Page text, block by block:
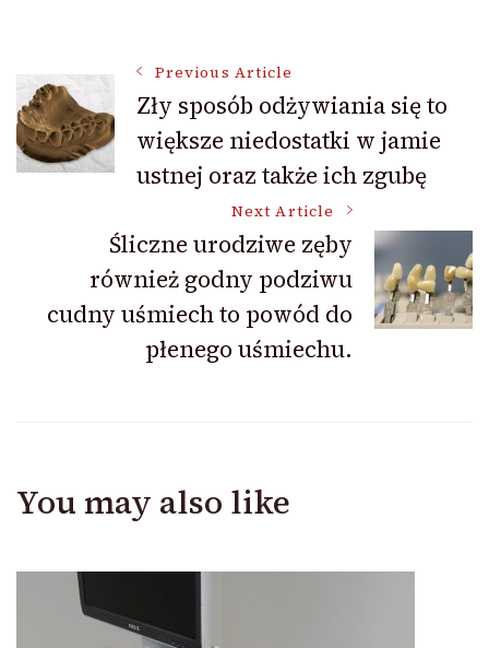
Post
Navigation
Previous Article
Zły sposób odżywiania się to
większe niedostatki w jamie
ustnej oraz także ich zgubę
Next Article
Śliczne urodziwe zęby
również godny podziwu
cudny uśmiech to powód do
płenego uśmiechu.
You may also like